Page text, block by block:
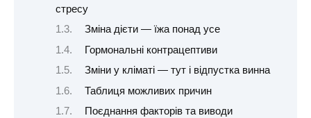
стресу
Зміна дієти — їжа понад усе
Гормональні контрацептиви
Зміни у кліматі — тут і відпустка винна
Таблиця можливих причин
Поєднання факторів та виводи